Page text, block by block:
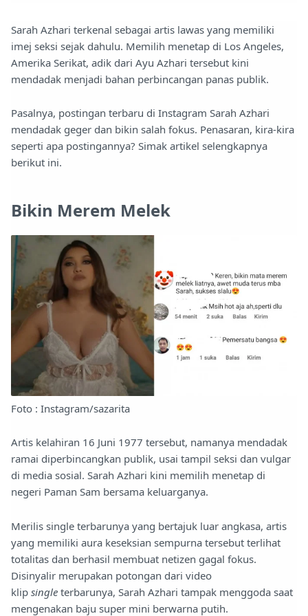
Sarah Azhari terkenal sebagai artis lawas yang memiliki
imej seksi sejak dahulu. Memilih menetap di Los Angeles,
Amerika Serikat, adik dari Ayu Azhari tersebut kini
mendadak menjadi bahan perbincangan panas publik.
Pasalnya, postingan terbaru di Instagram Sarah Azhari
mendadak geger dan bikin salah fokus. Penasaran, kira-kira
seperti apa postingannya? Simak artikel selengkapnya
berikut ini.
Bikin Merem Melek
Foto : Instagram/sazarita
Artis kelahiran 16 Juni 1977 tersebut, namanya mendadak
ramai diperbincangkan publik, usai tampil seksi dan vulgar
di media sosial. Sarah Azhari kini memilih menetap di
negeri Paman Sam bersama keluarganya.
Merilis single terbarunya yang bertajuk luar angkasa, artis
yang memiliki aura keseksian sempurna tersebut terlihat
totalitas dan berhasil membuat netizen gagal fokus.
Disinyalir merupakan potongan dari video
klip single terbarunya, Sarah Azhari tampak menggoda saat
mengenakan baju super mini berwarna putih.